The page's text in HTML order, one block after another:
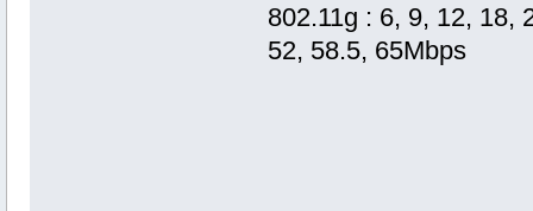
802.11g : 6, 9, 12, 18,
52, 58.5, 65Mbps